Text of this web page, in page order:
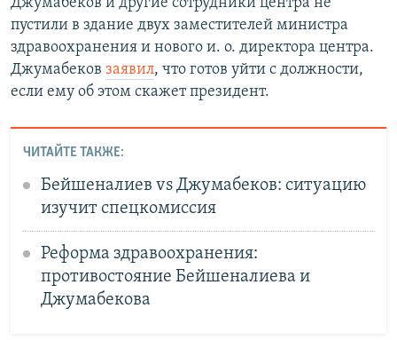
Джумабеков и другие сотрудники центра не
пустили в здание двух заместителей министра
здравоохранения и нового и. о. директора центра.
Джумабеков заявил, что готов уйти с должности,
если ему об этом скажет президент.
ЧИТАЙТЕ ТАКЖЕ:
Бейшеналиев vs Джумабеков: ситуацию
изучит спецкомиссия
Реформа здравоохранения:
противостояние Бейшеналиева и
Джумабекова